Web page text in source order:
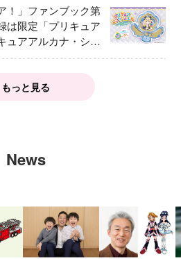
！」ファンブック第
限定「プリキュア
アアルカナ・シャ
ュアエクレールを
もっと見る
News